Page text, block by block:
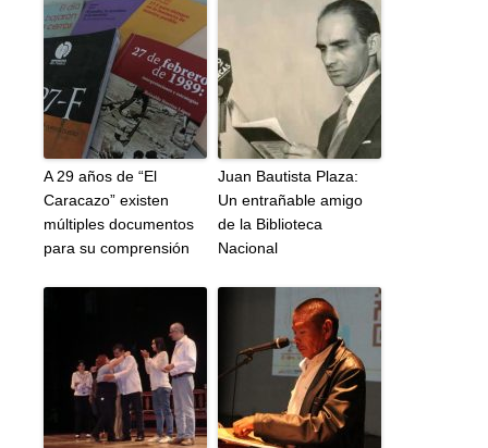
A 29 años de “El
Caracazo” existen
múltiples documentos
para su comprensión
Juan Bautista Plaza:
Un entrañable amigo
de la Biblioteca
Nacional